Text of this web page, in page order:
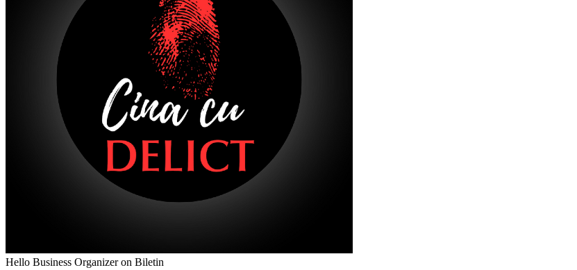
Hello Business Organizer on Biletin